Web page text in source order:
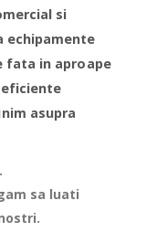
si
echipamente
fata in aproape
asupra
sa luati